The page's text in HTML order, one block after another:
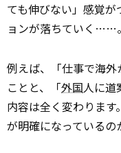
ても伸びない」感覚
ョンが落ちていく……
例えば、「仕事で海
ことと、「外国人に道
内容は全く変わりま
が明確になっているの